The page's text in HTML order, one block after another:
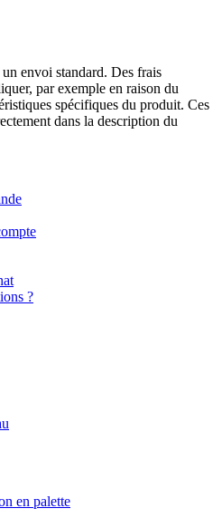
envoi standard. Des frais
par exemple en raison du
spécifiques du produit. Ces
dans la description du
?
en palette